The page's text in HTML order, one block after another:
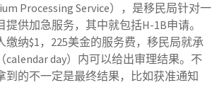
Processing Service），是移民局针对一
供加急服务，其中就包括H-1B申请。
缴纳$1，225美金的服务费，移民局就承
calendar day）内可以给出审理结果。不
到的不一定是最终结果，比如获准通知